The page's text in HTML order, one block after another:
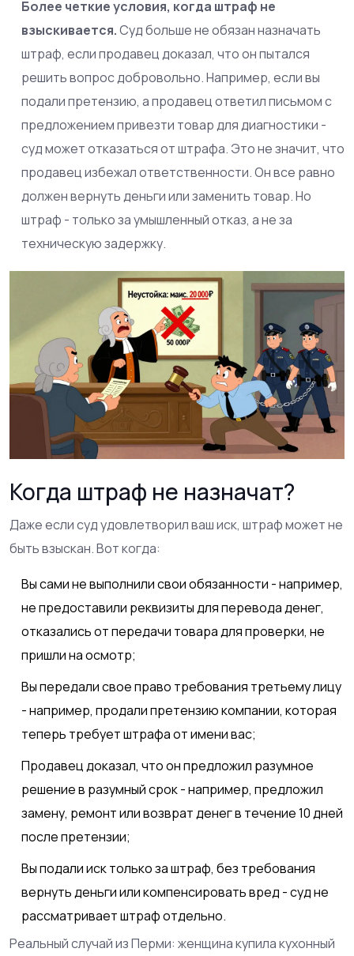
Более четкие условия, когда штраф не
взыскивается.Суд больше не обязан назначать
штраф, если продавец доказал, что он пытался
решить вопрос добровольно. Например, если вы
подали претензию, а продавец ответил письмом с
предложением привезти товар для диагностики -
суд может отказаться от штрафа. Это не значит, что
продавец избежал ответственности. Он все равно
должен вернуть деньги или заменить товар. Но
штраф - только за умышленный отказ, а не за
техническую задержку.
Когда штраф не назначат?
Даже если суд удовлетворил ваш иск, штраф может не
быть взыскан. Вот когда:
Вы сами не выполнили свои обязанности - например,
не предоставили реквизиты для перевода денег,
отказались от передачи товара для проверки, не
пришли на осмотр;
Вы передали свое право требования третьему лицу
- например, продали претензию компании, которая
теперь требует штрафа от имени вас;
Продавец доказал, что он предложил разумное
решение в разумный срок - например, предложил
замену, ремонт или возврат денег в течение 10 дней
после претензии;
Вы подали иск только за штраф, без требования
вернуть деньги или компенсировать вред - суд не
рассматривает штраф отдельно.
Реальный случай из Перми: женщина купила кухонный